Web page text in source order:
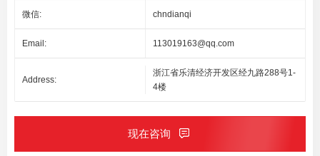
微信: chndianqi
Email: 113019163@qq.com
Address:
浙江省乐清经济开发区经九路288号1-
4楼
现在咨询